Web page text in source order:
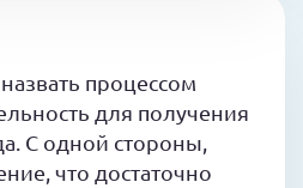
процессом
для получения
С одной стороны,
что достаточно